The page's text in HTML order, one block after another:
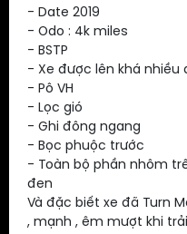
- Date 2019
- Odo : 4k miles
- BSTP
- Xe được lên khá nhiều
- Pô VH
- Lọc gió
- Ghi đông ngang
- Bọc phuộc trước
- Toàn bộ phần nhôm
đen
Và đặc biết xe đã Turn
, mạnh , êm mượt khi